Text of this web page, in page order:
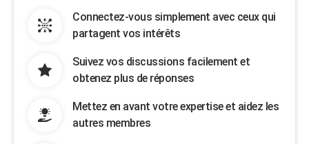
Connectez-vous simplement avec ceux qui
partagent vos intérêts
Suivez vos discussions facilement et
obtenez plus de réponses
Mettez en avant votre expertise et aidez les
autres membres